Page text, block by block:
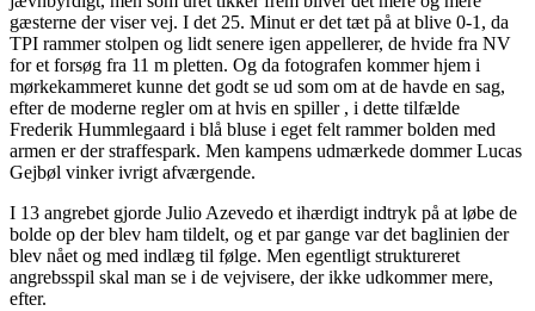
gæsterne der viser vej. I det 25. Minut er det tæt på at blive 0-1, da
TPI rammer stolpen og lidt senere igen appellerer, de hvide fra NV
for et forsøg fra 11 m pletten. Og da fotografen kommer hjem i
mørkekammeret kunne det godt se ud som om at de havde en sag,
efter de moderne regler om at hvis en spiller , i dette tilfælde
Frederik Hummlegaard i blå bluse i eget felt rammer bolden med
armen er der straffespark. Men kampens udmærkede dommer Lucas
Gejbøl vinker ivrigt afværgende.
I 13 angrebet gjorde Julio Azevedo et ihærdigt indtryk på at løbe de
bolde op der blev ham tildelt, og et par gange var det baglinien der
blev nået og med indlæg til følge. Men egentligt struktureret
angrebsspil skal man se i de vejvisere, der ikke udkommer mere,
efter.